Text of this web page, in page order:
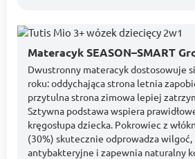
Materacyk SEASON–SMART
Dwustronny materacyk dostosowuje
roku: oddychająca strona letnia
przytulna strona zimowa lepiej
Sztywna podstawa wspiera
kręgosłupa dziecka. Pokrowiec z
(30%) skutecznie odprowadza wilgoć,
antybakteryjne i zapewnia naturalny